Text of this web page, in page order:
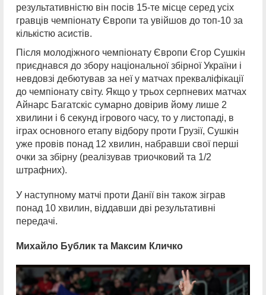
результативністю він посів 15-те місце серед усіх
гравців чемпіонату Європи та увійшов до топ-10 за
кількістю асистів.
Після молодіжного чемпіонату Європи Єгор Сушкін
приєднався до збору національної збірної України і
невдовзі дебютував за неї у матчах прекваліфікації
до чемпіонату світу. Якщо у трьох серпневих матчах
Айнарс Багатскіс сумарно довірив йому лише 2
хвилини і 6 секунд ігрового часу, то у листопаді, в
іграх основного етапу відбору проти Грузії, Сушкін
уже провів понад 12 хвилин, набравши свої перші
очки за збірну (реалізував триочковий та 1/2
штрафних).
У наступному матчі проти Данії він також зіграв
понад 10 хвилин, віддавши дві результативні
передачі.
Михайло Бублик та Максим Кличко